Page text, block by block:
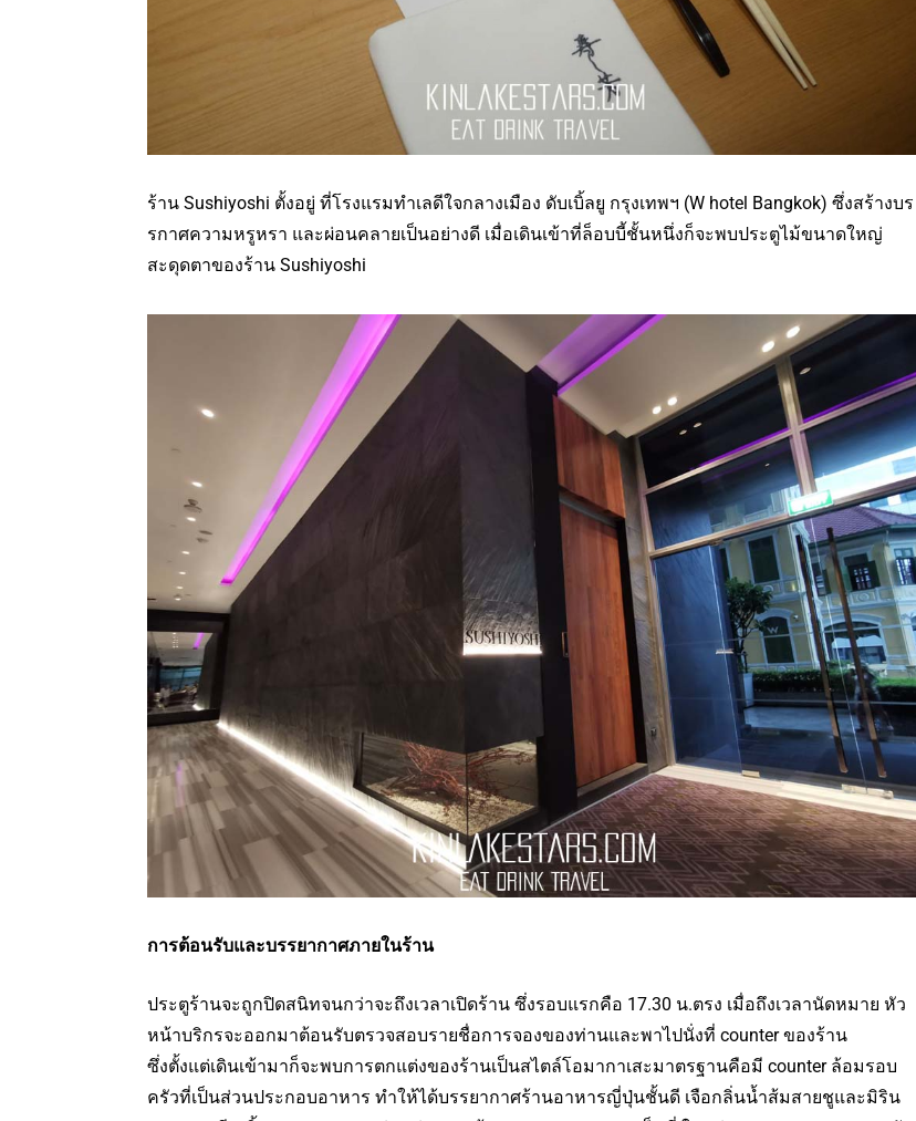
ร้าน Sushiyoshi ตั้งอยู่ ที่โรงแรมทำเลดีใจกลางเมือง ดับเบิ้ลยู กรุงเทพฯ (W hotel Bangkok) ซึ่งสร้างบร
รกาศความหรูหรา และผ่อนคลายเป็นอย่างดี เมื่อเดินเข้าที่ล็อบบี้ชั้นหนึ่งก็จะพบประตูไม้ขนาดใหญ่
สะดุดตาของร้าน Sushiyoshi
การต้อนรับและบรรยากาศภายในร้าน
ประตูร้านจะถูกปิดสนิทจนกว่าจะถึงเวลาเปิดร้าน ซึ่งรอบแรกคือ 17.30 น.ตรง เมื่อถึงเวลานัดหมาย หัว
หน้าบริกรจะออกมาต้อนรับตรวจสอบรายชื่อการจองของท่านและพาไปนั่งที่ counter ของร้าน
ซึ่งตั้งแต่เดินเข้ามาก็จะพบการตกแต่งของร้านเป็นสไตล์โอมากาเสะมาตรฐานคือมี counter ล้อมรอบ
ครัวที่เป็นส่วนประกอบอาหาร ทำให้ได้บรรยากาศร้านอาหารญี่ปุ่นชั้นดี เจือกลิ่นน้ำส้มสายชูและมิริน